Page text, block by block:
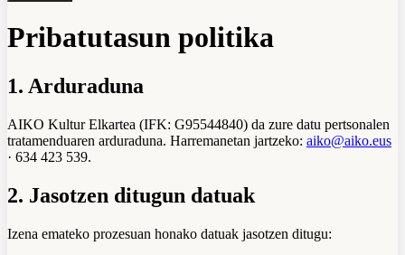
Pribatutasun politika
1. Arduraduna
AIKO Kultur Elkartea (IFK: G95544840) da zure datu pertsonalen
tratamenduaren arduraduna. Harremanetan jartzeko: aiko@aiko.eus
· 634 423 539.
2. Jasotzen ditugun datuak
Izena emateko prozesuan honako datuak jasotzen ditugu: